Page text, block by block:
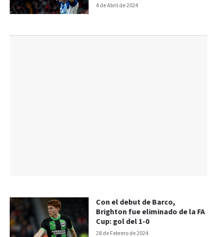
4 de Abril de 2024
28 de Febrero de 2024
Con el debut de Barco,
Brighton fue eliminado de la FA
Cup: gol del 1-0